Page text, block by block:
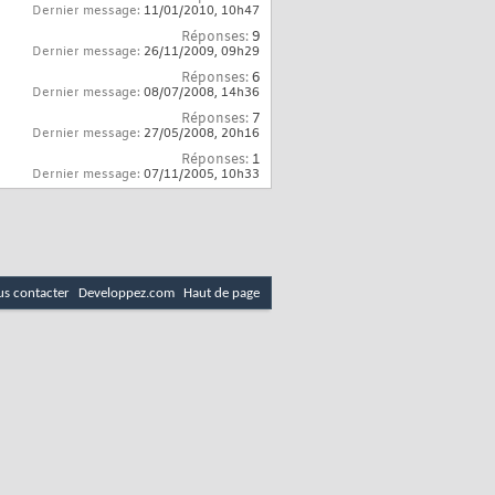
Dernier message: 11/01/2010, 10h47
Réponses:9
Dernier message: 26/11/2009, 09h29
Réponses:6
Dernier message: 08/07/2008, 14h36
Réponses: 7
Dernier message: 27/05/2008, 20h16
Réponses: 1
Dernier message: 07/11/2005, 10h33
contacter Developpez.com Haut de page